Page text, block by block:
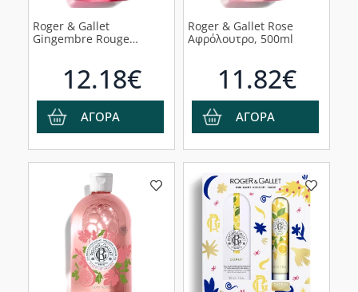
Roger & Gallet
Gingembre Rouge
12.18€
ΑΓΟΡΑ
Roger & Gallet Rose
Αφρόλουτρο, 500ml
11.82€
ΑΓΟΡΑ